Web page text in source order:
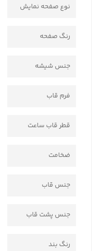
نوع صفحه نمایش
رنگ صفحه
جنس شیشه
فرم قاب
قطر قاب ساعت
ضخامت
جنس قاب
جنس پشت قاب
رنگ بند